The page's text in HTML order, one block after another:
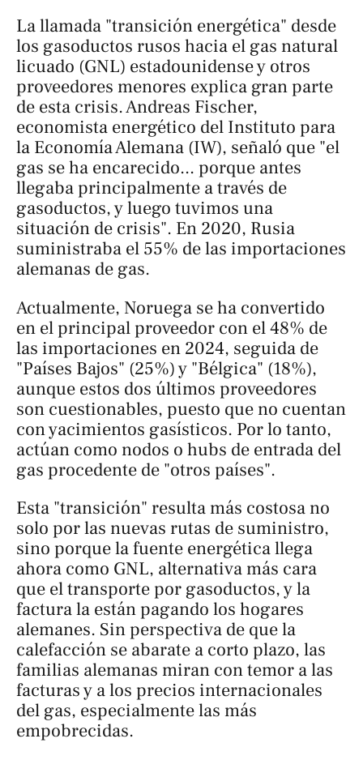
La llamada "transición energética" desde
los gasoductos rusos hacia el gas natural
licuado (GNL) estadounidense y otros
proveedores menores explica gran parte
de esta crisis. Andreas Fischer,
economista energético del Instituto para
la Economía Alemana (IW), señaló que "el
gas se ha encarecido... porque antes
llegaba principalmente a través de
gasoductos, y luego tuvimos una
situación de crisis". En 2020, Rusia
suministraba el 55% de las importaciones
alemanas de gas.
Actualmente, Noruega se ha convertido
en el principal proveedor con el 48% de
las importaciones en 2024, seguida de
"Países Bajos" (25%) y "Bélgica" (18%),
aunque estos dos últimos proveedores
son cuestionables, puesto que no cuentan
con yacimientos gasísticos. Por lo tanto,
actúan como nodos o hubs de entrada del
gas procedente de "otros países".
Esta "transición" resulta más costosa no
solo por las nuevas rutas de suministro,
sino porque la fuente energética llega
ahora como GNL, alternativa más cara
que el transporte por gasoductos, y la
factura la están pagando los hogares
alemanes. Sin perspectiva de que la
calefacción se abarate a corto plazo, las
familias alemanas miran con temor a las
facturas y a los precios internacionales
del gas, especialmente las más
empobrecidas.